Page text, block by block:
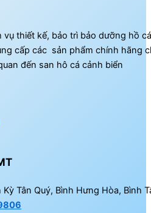
thiết kế, bảo trì bảo dưỡng hồ
cấp các sản phẩm chính hãng
đến san hô cá cảnh biển
Tân Quý, Bình Hưng Hòa, Bình